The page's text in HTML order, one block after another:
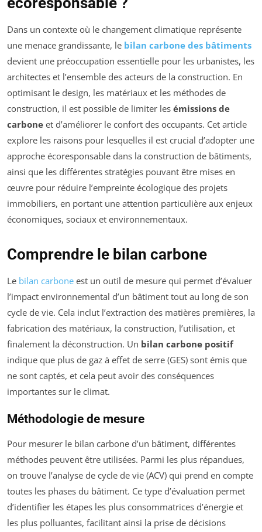
Dans un contexte où le changement climatique représente
une menace grandissante, le bilan carbone des bâtiments
devient une préoccupation essentielle pour les urbanistes, les
architectes et l’ensemble des acteurs de la construction. En
optimisant le design, les matériaux et les méthodes de
construction, il est possible de limiter les émissions de
carbone et d’améliorer le confort des occupants. Cet article
explore les raisons pour lesquelles il est crucial d’adopter une
approche écoresponsable dans la construction de bâtiments,
ainsi que les différentes stratégies pouvant être mises en
œuvre pour réduire l’empreinte écologique des projets
immobiliers, en portant une attention particulière aux enjeux
économiques, sociaux et environnementaux.
Comprendre le bilan carbone
Le bilan carbone est un outil de mesure qui permet d’évaluer
l’impact environnemental d’un bâtiment tout au long de son
cycle de vie. Cela inclut l’extraction des matières premières, la
fabrication des matériaux, la construction, l’utilisation, et
finalement la déconstruction. Un bilan carbone positif
indique que plus de gaz à effet de serre (GES) sont émis que
ne sont captés, et cela peut avoir des conséquences
importantes sur le climat.
Méthodologie de mesure
Pour mesurer le bilan carbone d’un bâtiment, différentes
méthodes peuvent être utilisées. Parmi les plus répandues,
on trouve l’analyse de cycle de vie (ACV) qui prend en compte
toutes les phases du bâtiment. Ce type d’évaluation permet
d’identifier les étapes les plus consommatrices d’énergie et
les plus polluantes, facilitant ainsi la prise de décisions